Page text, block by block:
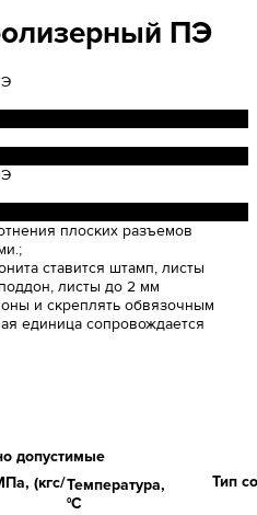
ПЭ
плоских разъемов
ставится штамп, листы
листы до 2 мм
и скреплять обвязочным
единица сопровождается
допустимые
Тип
(кгс/Температура,
°С